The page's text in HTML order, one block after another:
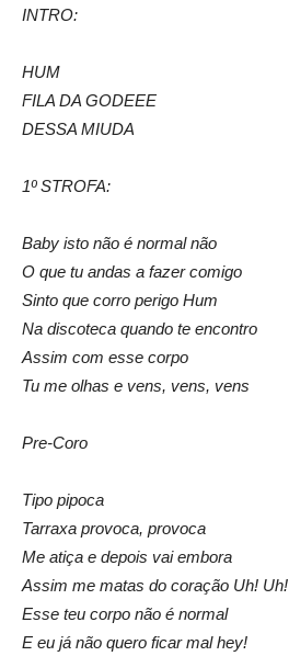
INTRO:
HUM
FILA DA GODEEE
DESSA MIUDA
1º STROFA:
Baby isto não é normal não
O que tu andas a fazer comigo
Sinto que corro perigo Hum
Na discoteca quando te encontro
Assim com esse corpo
Tu me olhas e vens, vens, vens
Pre-Coro
Tipo pipoca
Tarraxa provoca, provoca
Me atiça e depois vai embora
Assim me matas do coração Uh! Uh!
Esse teu corpo não é normal
E eu já não quero ficar mal hey!